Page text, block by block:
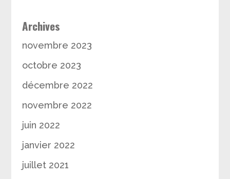
Archives
novembre 2023
octobre 2023
décembre 2022
novembre 2022
juin 2022
janvier 2022
juillet 2021